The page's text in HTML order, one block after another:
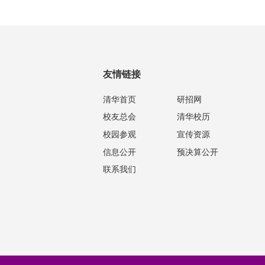
友情链接
清华首页
研招网
校友总会
清华校历
校园参观
宣传资源
信息公开
预决算公开
联系我们